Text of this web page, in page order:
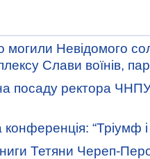
могили Невідомого
Слави воїнів,
посаду ректора
конференція: “Тріумф
Тетяни Череп-